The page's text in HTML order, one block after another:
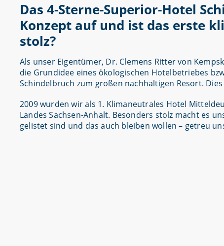
Das 4-Sterne-Superior-Hotel
Konzept auf und ist das erste
stolz?
Als unser Eigentümer, Dr. Clemens Ritter von
die Grundidee eines ökologischen Hotelbetriebes
Schindelbruch zum großen nachhaltigen Resort.
2009 wurden wir als 1. Klimaneutrales Hotel
Landes Sachsen-Anhalt. Besonders stolz macht es
gelistet sind und das auch bleiben wollen – getreu